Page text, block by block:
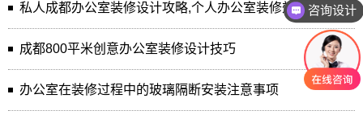
私人成都办公室装修设计攻略,个人办公室装修效果图大全
成都800平米创意办公室装修设计技巧
办公室在装修过程中的玻璃隔断安装注意事项
咨询设计